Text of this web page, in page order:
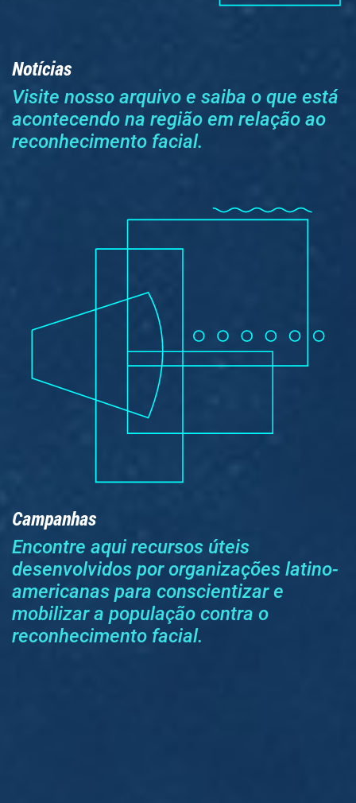
Notícias
Visite nosso arquivo e saiba o que está
acontecendo na região em relação ao
reconhecimento facial.
Campanhas
Encontre aqui recursos úteis
desenvolvidos por organizações latino-
americanas para conscientizar e
mobilizar a população contra o
reconhecimento facial.